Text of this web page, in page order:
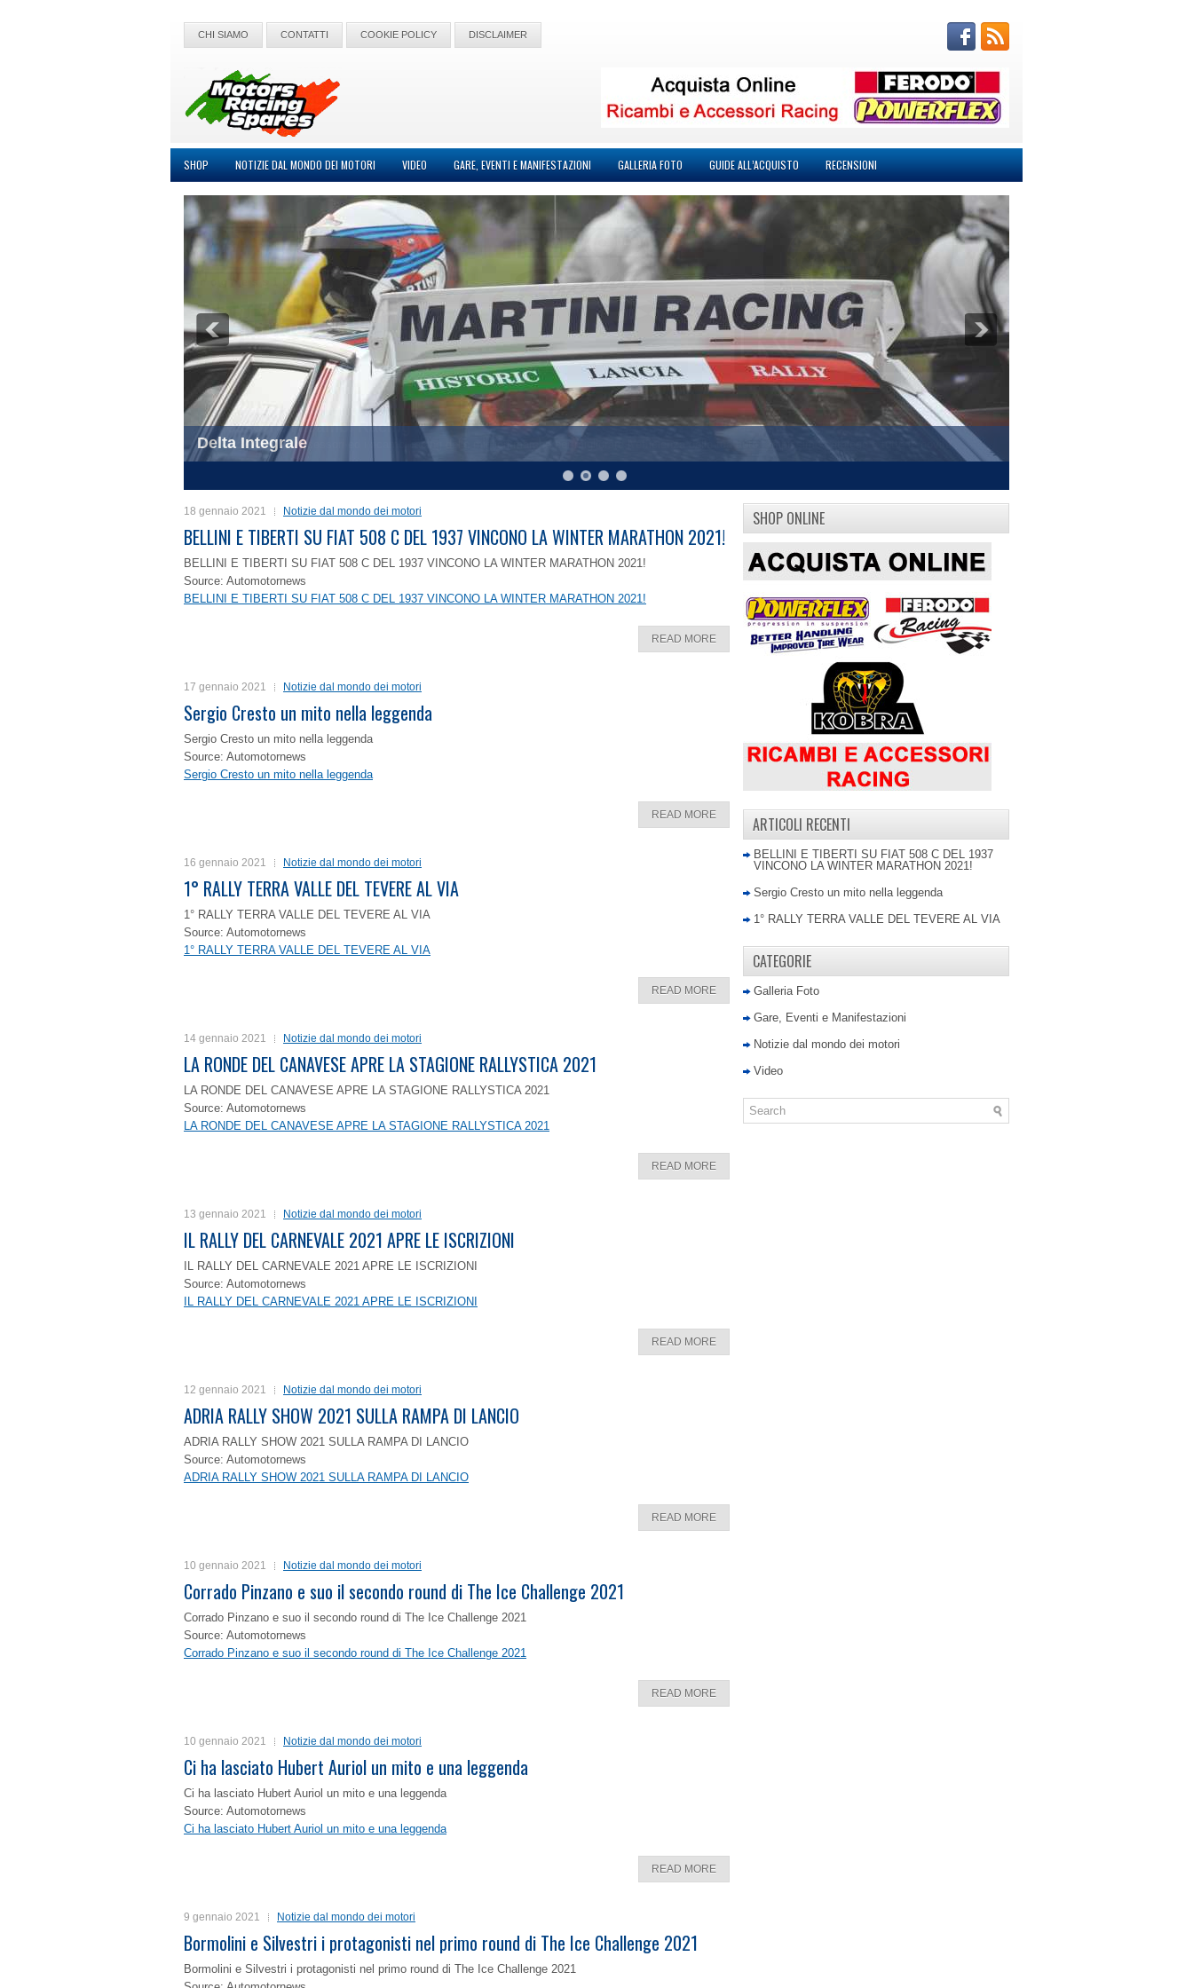
CHI SIAMO CONTATTI COOKIE POLICY DISCLAIMER
SHOP NOTIZIE DAL MONDO DEI MOTORI VIDEO GARE, EVENTI E MANIFESTAZIONI GALLERIA FOTO GUIDE ALL’ACQUISTO RECENSIONI
Delta Integrale
18 gennaio 2021 Notizie dal mondo dei motori
BELLINI E TIBERTI SU FIAT 508 C DEL 1937 VINCONO LA WINTER MARATHON 2021!
BELLINI E TIBERTI SU FIAT 508 C DEL 1937 VINCONO LA WINTER MARATHON 2021!
Source: Automotornews
BELLINI E TIBERTI SU FIAT 508 C DEL 1937 VINCONO LA WINTER MARATHON 2021!
READ MORE
17 gennaio 2021 Notizie dal mondo dei motori
Sergio Cresto un mito nella leggenda
Sergio Cresto un mito nella leggenda
Source: Automotornews
Sergio Cresto un mito nella leggenda
READ MORE
16 gennaio 2021 Notizie dal mondo dei motori
1° RALLY TERRA VALLE DEL TEVERE AL VIA
1° RALLY TERRA VALLE DEL TEVERE AL VIA
Source: Automotornews
1° RALLY TERRA VALLE DEL TEVERE AL VIA
READ MORE
14 gennaio 2021 Notizie dal mondo dei motori
LA RONDE DEL CANAVESE APRE LA STAGIONE RALLYSTICA 2021
LA RONDE DEL CANAVESE APRE LA STAGIONE RALLYSTICA 2021
Source: Automotornews
LA RONDE DEL CANAVESE APRE LA STAGIONE RALLYSTICA 2021
READ MORE
13 gennaio 2021 Notizie dal mondo dei motori
IL RALLY DEL CARNEVALE 2021 APRE LE ISCRIZIONI
IL RALLY DEL CARNEVALE 2021 APRE LE ISCRIZIONI
Source: Automotornews
IL RALLY DEL CARNEVALE 2021 APRE LE ISCRIZIONI
READ MORE
12 gennaio 2021 Notizie dal mondo dei motori
ADRIA RALLY SHOW 2021 SULLA RAMPA DI LANCIO
ADRIA RALLY SHOW 2021 SULLA RAMPA DI LANCIO
Source: Automotornews
ADRIA RALLY SHOW 2021 SULLA RAMPA DI LANCIO
READ MORE
10 gennaio 2021 Notizie dal mondo dei motori
Corrado Pinzano e suo il secondo round di The Ice Challenge 2021
Corrado Pinzano e suo il secondo round di The Ice Challenge 2021
Source: Automotornews
Corrado Pinzano e suo il secondo round di The Ice Challenge 2021
READ MORE
10 gennaio 2021 Notizie dal mondo dei motori
Ci ha lasciato Hubert Auriol un mito e una leggenda
Ci ha lasciato Hubert Auriol un mito e una leggenda
Source: Automotornews
Ci ha lasciato Hubert Auriol un mito e una leggenda
READ MORE
9 gennaio 2021 Notizie dal mondo dei motori
Bormolini e Silvestri i protagonisti nel primo round di The Ice Challenge 2021
Bormolini e Silvestri i protagonisti nel primo round di The Ice Challenge 2021
SHOP ONLINE
ARTICOLI RECENTI
BELLINI E TIBERTI SU FIAT 508 C DEL 1937
VINCONO LA WINTER MARATHON 2021!
Sergio Cresto un mito nella leggenda
1° RALLY TERRA VALLE DEL TEVERE AL VIA
CATEGORIE
Galleria Foto
Gare, Eventi e Manifestazioni
Notizie dal mondo dei motori
Video